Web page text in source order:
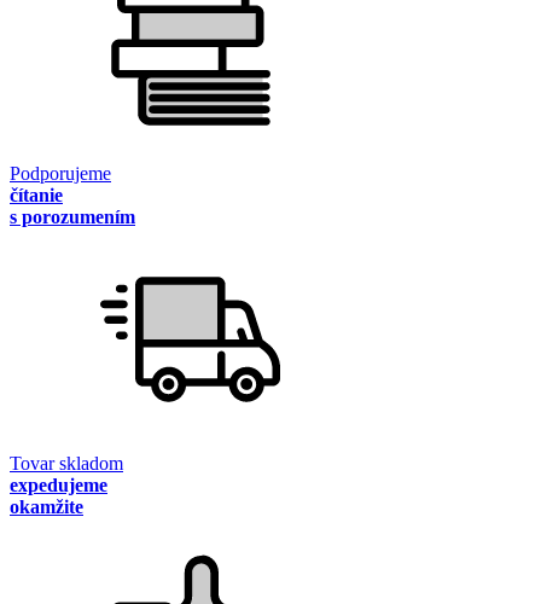
Podporujeme
čítanie
s porozumením
Tovar skladom
expedujeme
okamžite